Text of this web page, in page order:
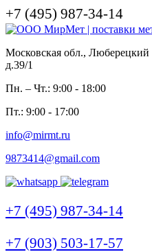
+7 (495) 987-34-14
Московская обл.,
д.39/1
Пн. – Чт.: 9:00 - 18:00
Пт.: 9:00 - 17:00
info@mirmt.ru
9873414@gmail.com
+7 (495) 987-34-14
+7 (903) 503-17-57